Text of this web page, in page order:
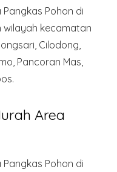
Pohon di
wilayah kecamatan
Cilodong,
Pancoran Mas,
Area
Pohon di